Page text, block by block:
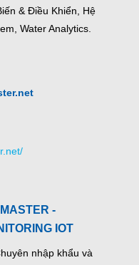
& Điều Khiển, Hệ
Water Analytics.
MASTER -
IOT
nhập khẩu và